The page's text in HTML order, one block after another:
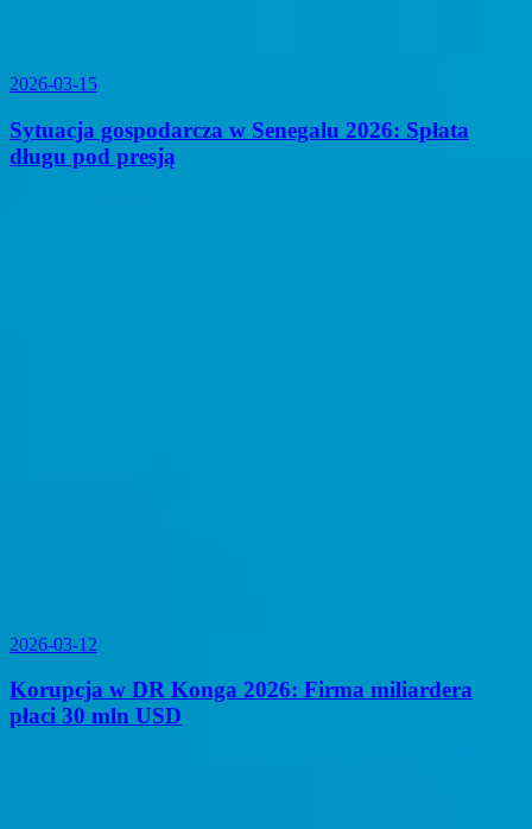
2026-03-15
Sytuacja gospodarcza w Senegalu 2026: Spłata
długu pod presją
2026-03-12
Korupcja w DR Konga 2026: Firma miliardera
płaci 30 mln USD